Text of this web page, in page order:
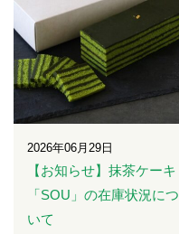
2026年06月29日
【お知らせ】抹茶ケーキ
「SOU」の在庫状況につ
いて